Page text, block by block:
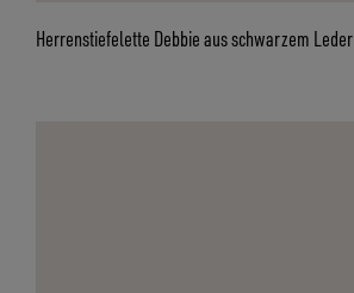
Herrenstiefelette Debbie aus schwarzem Leder